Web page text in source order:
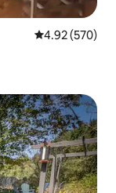
レビュー570
4.92 (570)